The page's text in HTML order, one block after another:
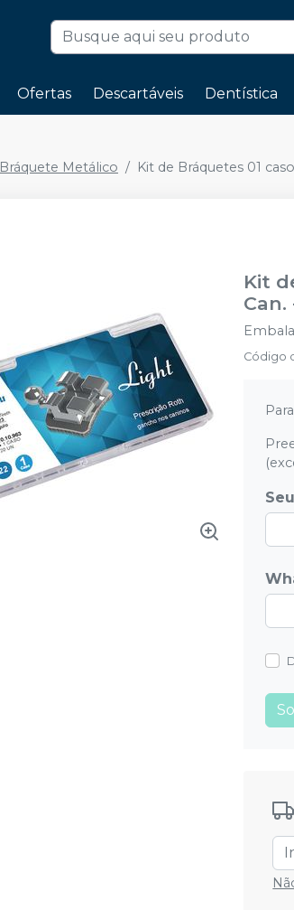
Ofertas Descartáveis Dentística
Bráquete Metálico Kit de Bráquetes 01
Kit
Can.
Código